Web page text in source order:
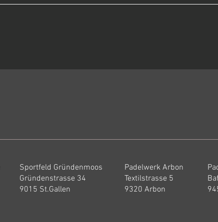
Sportfeld Gründenmoos
Gründenstrasse 34
9015 St.Gallen
Padelwerk Arbon
Textilstrasse 5
9320 Arbon